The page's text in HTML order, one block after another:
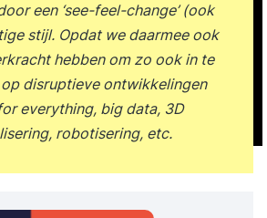
een ‘see-feel-change’ (ook
stijl. Opdat we daarmee ook
hebben om zo ook in te
disruptieve ontwikkelingen
everything, big data, 3D
robotisering, etc.